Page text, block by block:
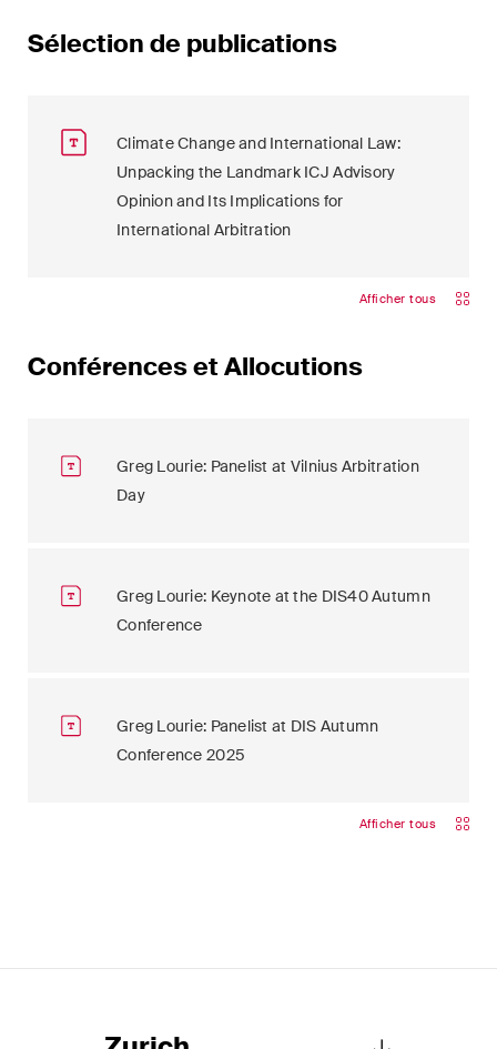
Sélection de publications
Climate Change and International Law:
Unpacking the Landmark ICJ Advisory
Opinion and Its Implications for
International Arbitration
Afficher tous
Conférences et Allocutions
Greg Lourie: Panelist at Vilnius Arbitration
Day
Greg Lourie: Keynote at the DIS40 Autumn
Conference
Greg Lourie: Panelist at DIS Autumn
Conference 2025
Afficher tous